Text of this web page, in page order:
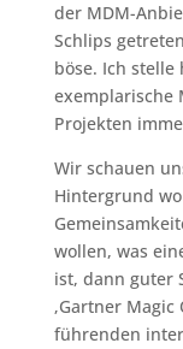
der MDM-
Schlips
böse. Ich
exemplarische
Projekten
Wir schauen
Hintergrund
wollen, was
ist, dann guter
‚Gartner
führenden